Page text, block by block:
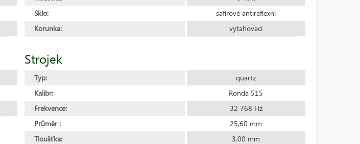
Sklo:
safírové antireflexní
Korunka:
vytahovací
Strojek
Typ:
quartz
Kalibr:
Ronda 515
Frekvence:
32 768 Hz
Průměr :
25,60 mm
Tloušťka:
3,00 mm